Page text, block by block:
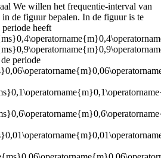
We willen het frequentie-interval van
de figuur bepalen. In de figuur is te
heeft
periode